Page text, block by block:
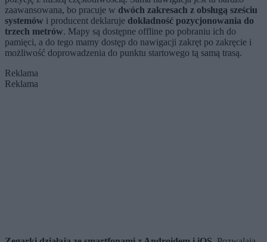
zaawansowana, bo pracuje w dwóch zakresach z obsługą sześciu
systemów i producent deklaruje dokładność pozycjonowania do
trzech metrów. Mapy są dostępne offline po pobraniu ich do
pamięci, a do tego mamy dostęp do nawigacji zakręt po zakręcie i
możliwość doprowadzenia do punktu startowego tą samą trasą.
Reklama
Reklama